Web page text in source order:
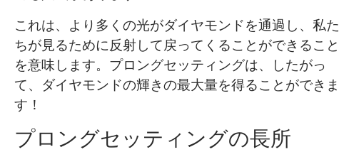
これは、より多くの光がダイヤモンドを通過し、私た
ちが見るために反射して戻ってくることができること
を意味します。プロングセッティングは、したがっ
て、ダイヤモンドの輝きの最大量を得ることができま
す！
プロングセッティングの長所